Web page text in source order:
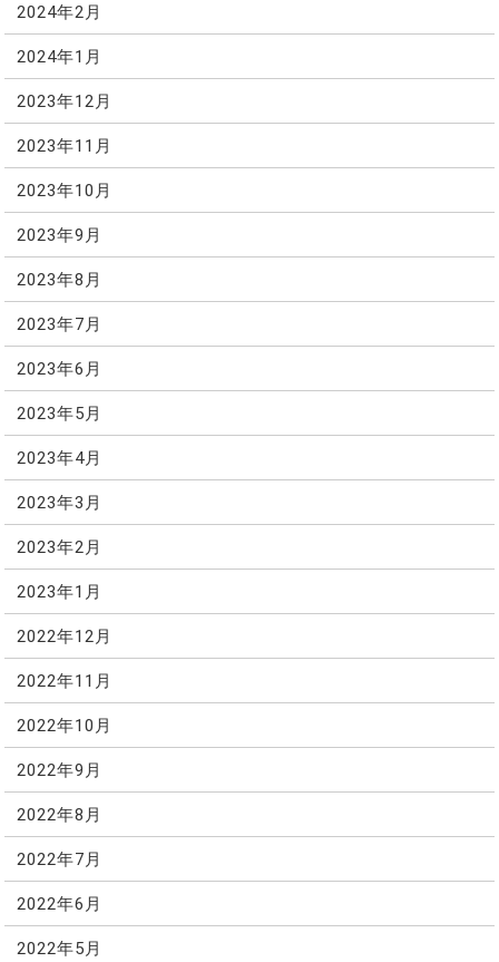
2024年2月
2024年1月
2023年12月
2023年11月
2023年10月
2023年9月
2023年8月
2023年7月
2023年6月
2023年5月
2023年4月
2023年3月
2023年2月
2023年1月
2022年12月
2022年11月
2022年10月
2022年9月
2022年8月
2022年7月
2022年6月
2022年5月